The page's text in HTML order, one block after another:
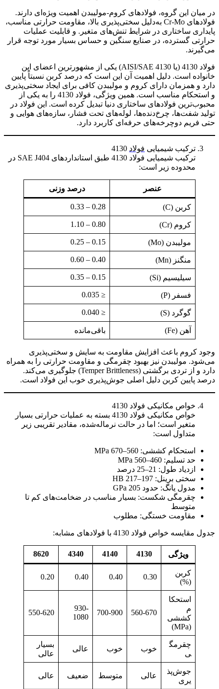
در میان این گروه، فولادهای کروم-مولیبدن اهمیت ویژه‌ای دارند.
فولادهای Cr-Mo به‌دلیل سختی‌پذیری بالا، مقاومت حرارتی مناسب،
پایداری ساختاری در شرایط تنش‌های متغیر. و قابلیت عملیات
حرارتی گسترده، در صنایع سنگین و حساس بسیار مورد توجه قرار
می‌گیرند.
فولاد 4130 (یا AISI/SAE 4130) یکی از مشهورترین اعضای این
خانواده است. دلیل اهمیت آن این است که درصد کربن نسبتاً پایین
دارد و همزمان دارای کروم و مولیبدن کافی برای ایجاد سختی‌پذیری
و استحکام مناسب است. همین ویژگی، فولاد 4130 را به یکی از
محبوب‌ترین فولادهای ساختاری دنیا تبدیل کرده است. این فولاد در
تولید شفت‌ها، چرخ‌دنده‌ها، لوله‌های تحت فشار، سازه‌های هوایی و
حتی فریم دوچرخه‌های حرفه‌ای کاربرد دارد.
ترکیب شیمیایی فولاد
ترکیب شیمیایی فولاد 4130 طبق استانداردهای SAE J404 در
محدوده زیر است:
عنصر درصد وزنی
کربن (C) 0.28 – 0.33
کروم (Cr) 0.80 – 1.10
مولیبدن (Mo) 0.15 – 0.25
منگنز (Mn) 0.40 – 0.60
سیلیسیم (Si) 0.15 – 0.35
فسفر (P) ≤ 0.035
گوگرد (S) ≤ 0.040
آهن (Fe) باقی‌مانده
وجود کروم باعث افزایش مقاومت به سایش و سختی‌پذیری
می‌شود. مولیبدن نیز بهبود چقرمگی و مقاومت حرارتی را به همراه
دارد و از تردی برگشتی (Temper Brittleness) جلوگیری می‌کند.
درصد پایین کربن دلیل اصلی جوش‌پذیری خوب این فولاد است.
خواص مکانیکی فولاد 4130
خواص مکانیکی فولاد 4130 بسته به عملیات حرارتی بسیار
متغیر است؛ اما در حالت نرماله‌شده، مقادیر تقریبی زیر
متداول است:
استحکام کششی: 560–670 MPa
حد تسلیم: 460–560 MPa
ازدیاد طول: 21–25 درصد
سختی برینل: 197–217 HB
مدول یانگ: حدود 205 GPa
چقرمگی شکست: بسیار مناسب در ضخامت‌های کم تا
متوسط
مقاومت خستگی: مطلوب
جدول مقایسه خواص فولاد 4130 با فولادهای مشابه:
ویژگی 4130
4140
4340
8620
کربن
(%)
0.30
0.40
0.40
0.20
استحکا
م
کششی
(MPa)
560-670
700-900
930-
1080
550-620
چقرمگ
ی
خوب خوب عالی
بسیار
عالی
جوش‌پذ
یری
عالی متوسط ضعیف عالی